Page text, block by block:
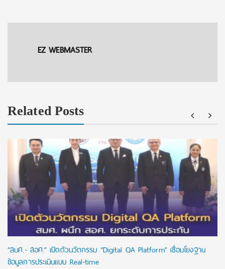
EZ WEBMASTER
Related Posts
“สมศ.- สอศ.” เปิดตัวนวัตกรรม “Digital QA Platform” เชื่อมโยงฐาน
ข้อมูลการประเมินแบบ Real-time